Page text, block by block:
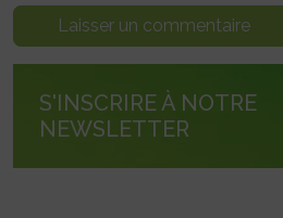
S'INSCRIRE À NOTRE
NEWSLETTER